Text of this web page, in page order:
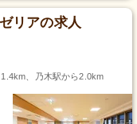
リアの求人
、乃木駅から2.0km